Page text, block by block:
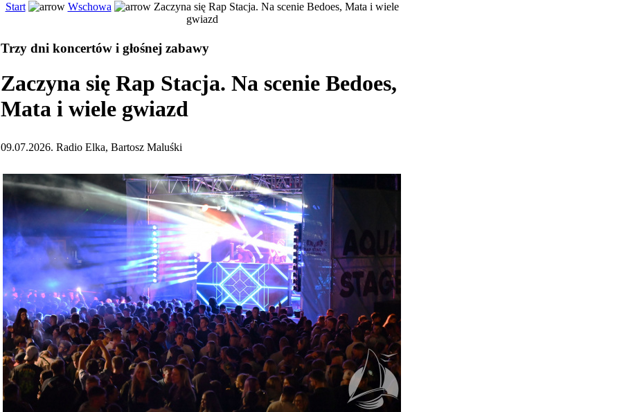
Start Wschowa
Zaczyna się Rap Stacja. Na scenie Bedoes, Mata i wiele
gwiazd
Trzy dni koncertów i głośnej zabawy
Zaczyna się Rap Stacja. Na scenie Bedoes,
Mata i wiele gwiazd
09.07.2026. Radio Elka, Bartosz Maluśki